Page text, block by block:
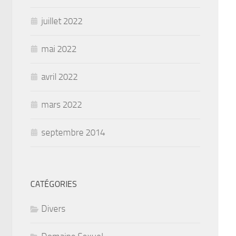
juillet 2022
mai 2022
avril 2022
mars 2022
septembre 2014
CATÉGORIES
Divers